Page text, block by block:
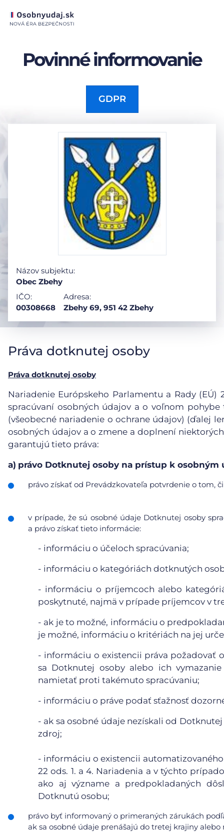
Povinné informovanie
GDPR
Názov subjektu:
Obec Zbehy
IČO:
00308668
Adresa:
Zbehy 69, 951 42 Zbehy
Práva dotknutej osoby
Práva dotknutej osoby
Nariadenie Európskeho Parlamentu a Rady (EÚ)
spracúvaní osobných údajov a o voľnom
(všeobecné nariadenie o ochrane údajov) (ďalej
osobných údajov a o zmene a doplnení
garantujú tieto práva:
a) právo Dotknutej osoby na prístup k osobným
právo získať od Prevádzkovateľa potvrdenie o tom,
v prípade, že sú osobné údaje Dotknutej osoby
a právo získať tieto informácie:
- informáciu o účeloch spracúvania;
- informáciu o kategóriách dotknutých
- informáciu o príjemcoch alebo
poskytnuté, najmä v prípade príjemcov v
- ak je to možné, informáciu o
je možné, informáciu o kritériách na jej
- informáciu o existencii práva požadovať
sa Dotknutej osoby alebo ich
namietať proti takémuto spracúvaniu;
- informáciu o práve podať sťažnosť
- ak sa osobné údaje nezískali od
zdroj;
- informáciu o existencii
22 ods. 1. a 4. Nariadenia a v týchto
ako aj význame a predpokladaných
Dotknutú osobu;
právo byť informovaný o primeraných zárukách
ak sa osobné údaje prenášajú do tretej krajiny